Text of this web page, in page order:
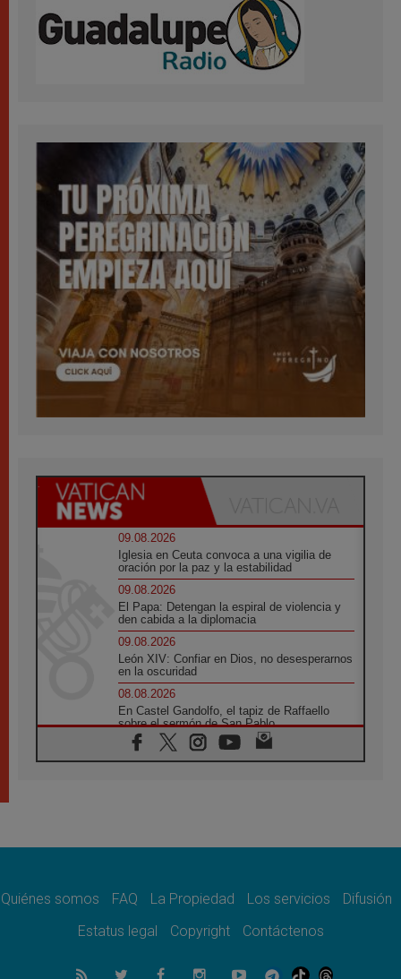
09.08.2026
Iglesia en Ceuta convoca a una vigilia de
oración por la paz y la estabilidad
09.08.2026
El Papa: Detengan la espiral de violencia y
den cabida a la diplomacia
09.08.2026
León XIV: Confiar en Dios, no desesperarnos
en la oscuridad
08.08.2026
En Castel Gandolfo, el tapiz de Raffaello
sobre el sermón de San Pablo
08.08.2026
En Colombia, «la paz no se compra con una
08.08.2026
08.08.2026
del Buen Consejo de Genazzano
Filipinas: el Vicariato Apostólico de Calapán
Quiénes somos FAQ La Propiedad Los servicios
Difusión
Estatus legal
Copyright Contáctenos